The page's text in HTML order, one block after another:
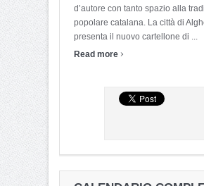
d’autore con tanto spazio alla
popolare catalana. La città di
presenta il nuovo cartellone di ...
Read more ›